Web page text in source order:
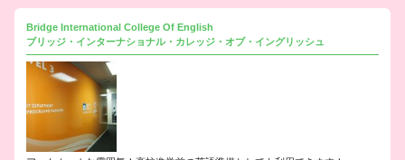
Bridge International College Of English
ブリッジ・インターナショナル・カレッジ・オブ・イングリッシュ